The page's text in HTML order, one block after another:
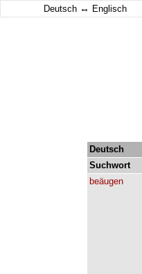
Deutsch ↔ Englisch
Deutsch
Suchwort
beäugen